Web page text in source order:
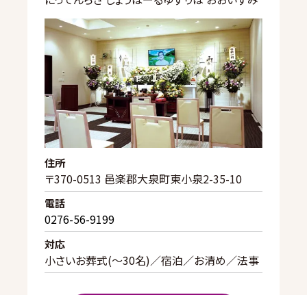
住所
〒370-0513 邑楽郡大泉町東小泉2-35-10
電話
0276-56-9199
対応
小さいお葬式(〜30名)／宿泊／お清め／法事